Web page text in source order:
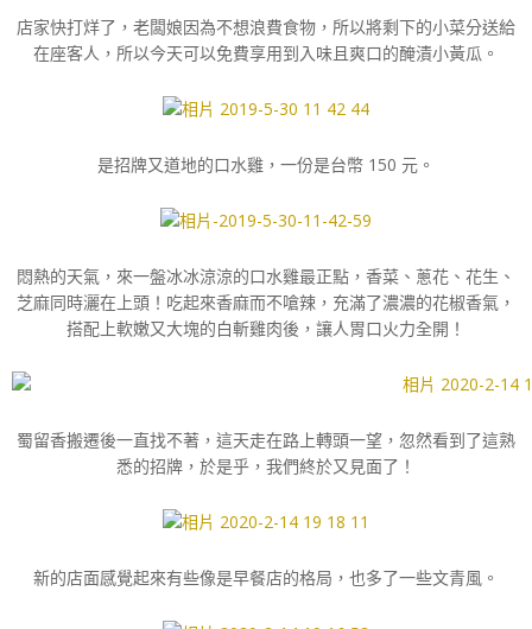
店家快打烊了，老闆娘因為不想浪費食物，所以將剩下的小菜分送給
在座客人，所以今天可以免費享用到入味且爽口的醃漬小黃瓜。
是招牌又道地的口水雞，一份是台幣 150 元。
悶熱的天氣，來一盤冰冰涼涼的口水雞最正點，香菜、蔥花、花生、
芝麻同時灑在上頭！吃起來香麻而不嗆辣，充滿了濃濃的花椒香氣，
搭配上軟嫩又大塊的白斬雞肉後，讓人胃口火力全開！
蜀留香搬遷後一直找不著，這天走在路上轉頭一望，忽然看到了這熟
悉的招牌，於是乎，我們終於又見面了！
新的店面感覺起來有些像是早餐店的格局，也多了一些文青風。